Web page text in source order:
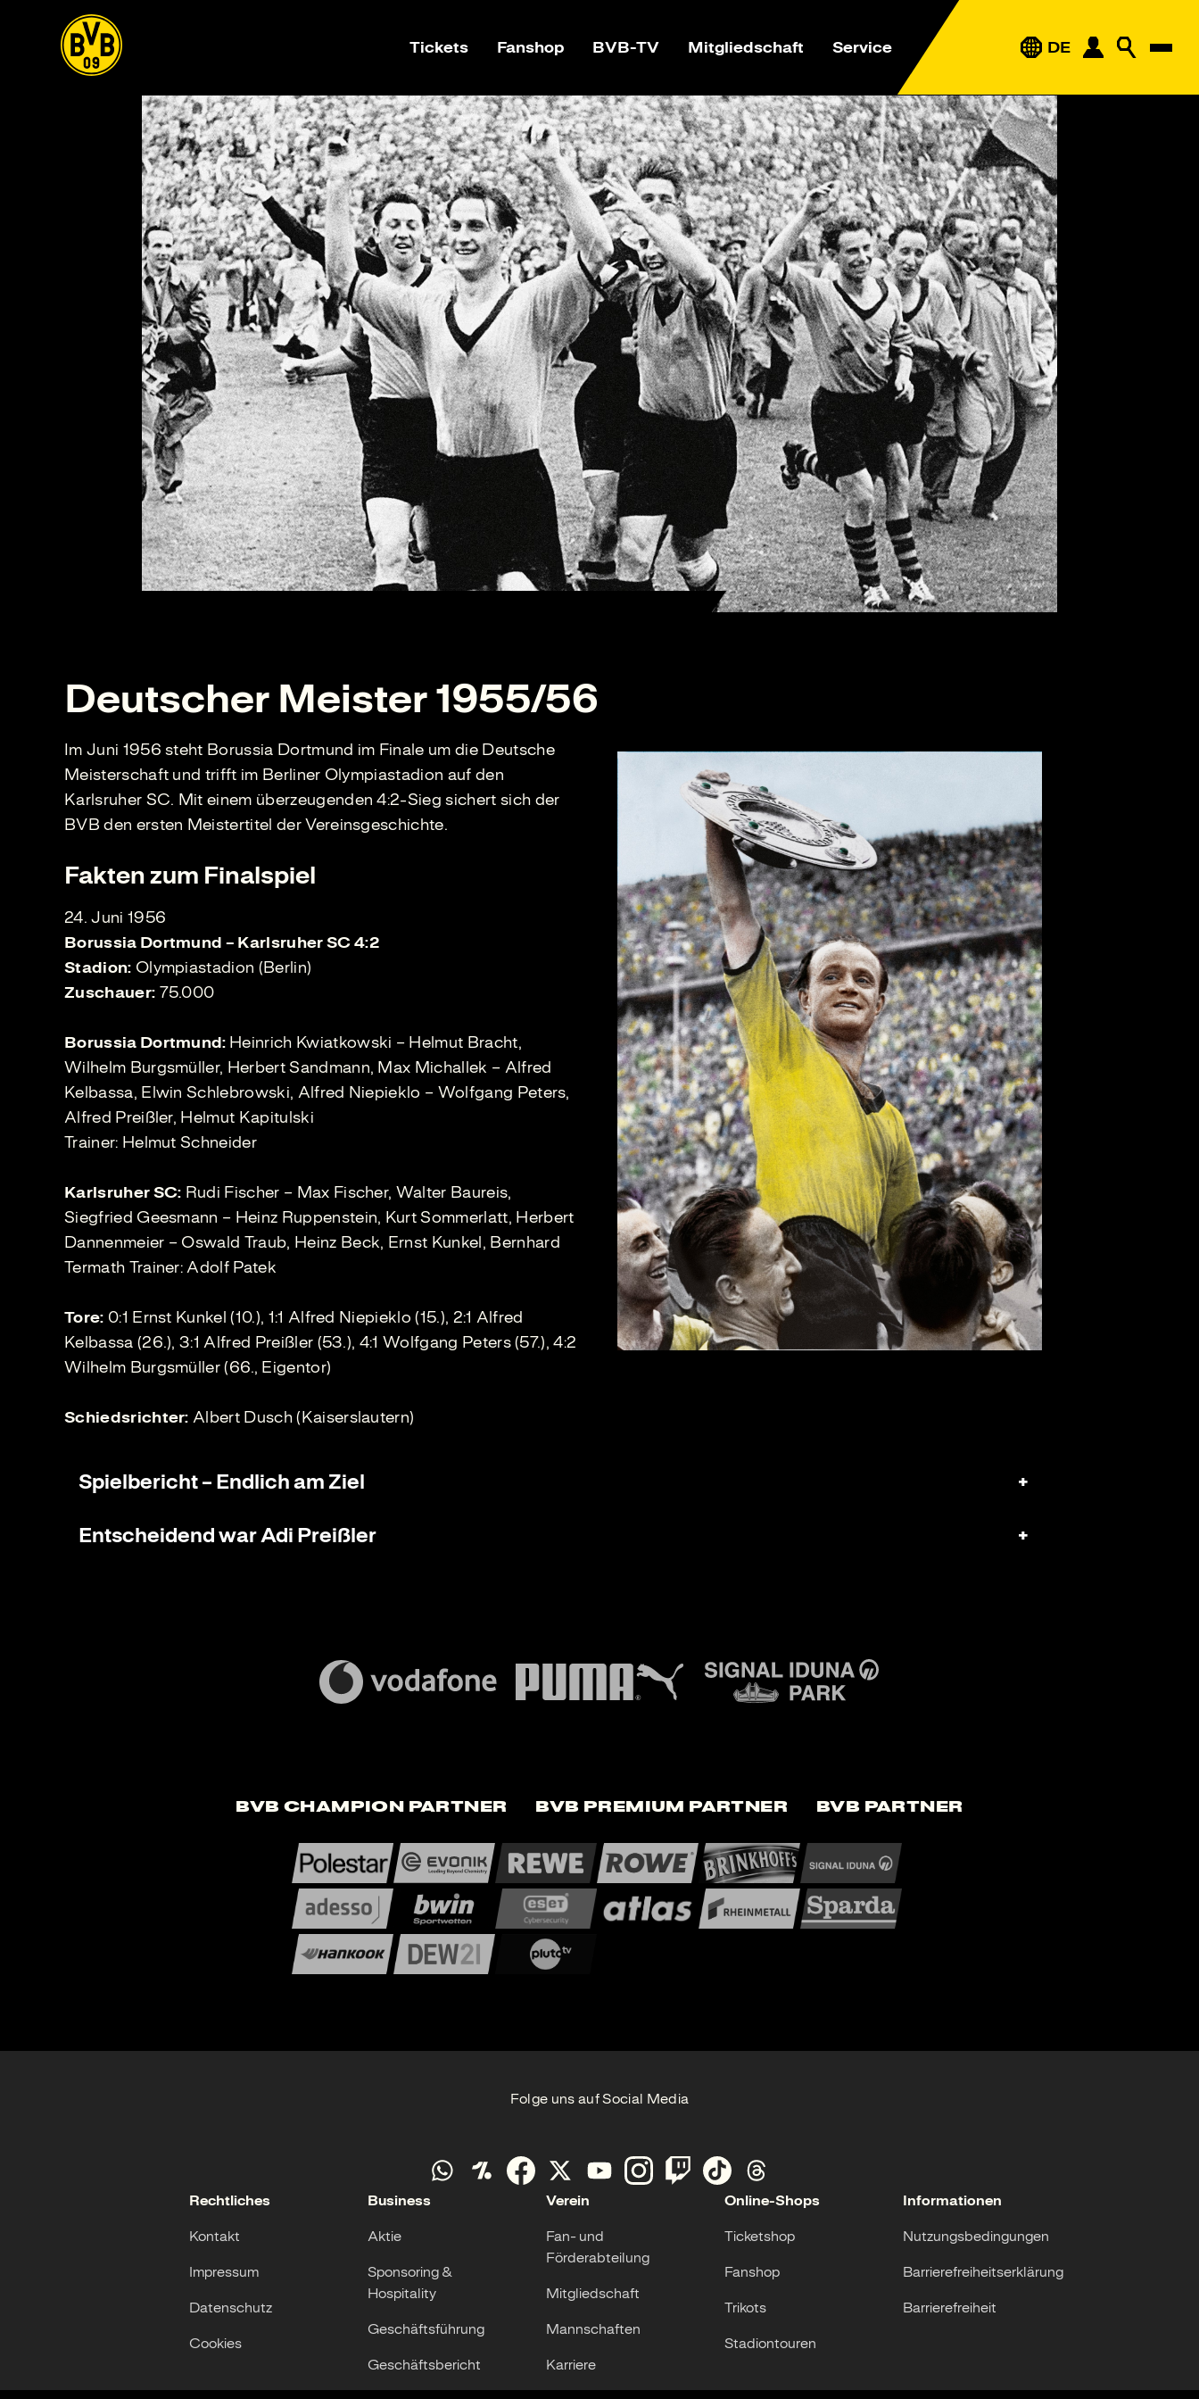
Tickets Fanshop BVB-TV Mitgliedschaft Service DE
Deutscher Meister 1955/56
Im Juni 1956 steht Borussia Dortmund im Finale um die Deutsche
Meisterschaft und trifft im Berliner Olympiastadion auf den
Karlsruher SC. Mit einem überzeugenden 4:2-Sieg sichert sich der
BVB den ersten Meistertitel der Vereinsgeschichte.
Fakten zum Finalspiel
24. Juni 1956
Borussia Dortmund – Karlsruher SC 4:2
Stadion: Olympiastadion (Berlin)
Zuschauer: 75.000
Borussia Dortmund: Heinrich Kwiatkowski – Helmut Bracht,
Wilhelm Burgsmüller, Herbert Sandmann, Max Michallek – Alfred
Kelbassa, Elwin Schlebrowski, Alfred Niepieklo – Wolfgang Peters,
Alfred Preißler, Helmut Kapitulski
Trainer: Helmut Schneider
Karlsruher SC: Rudi Fischer – Max Fischer, Walter Baureis,
Siegfried Geesmann – Heinz Ruppenstein, Kurt Sommerlatt, Herbert
Dannenmeier – Oswald Traub, Heinz Beck, Ernst Kunkel, Bernhard
Termath Trainer: Adolf Patek
Tore: 0:1 Ernst Kunkel (10.), 1:1 Alfred Niepieklo (15.), 2:1 Alfred
Kelbassa (26.), 3:1 Alfred Preißler (53.), 4:1 Wolfgang Peters (57.), 4:2
Wilhelm Burgsmüller (66., Eigentor)
Schiedsrichter: Albert Dusch (Kaiserslautern)
Spielbericht – Endlich am Ziel
Entscheidend war Adi Preißler
BVB Champion Partner BVB Premium Partner BVB Partner
Folge uns auf Social Media
Rechtliches
Kontakt
Impressum
Datenschutz
Cookies
Business
Aktie
Sponsoring &
Hospitality
Geschäftsführung
Geschäftsbericht
Verein
Fan- und
Förderabteilung
Mitgliedschaft
Mannschaften
Karriere
Online-Shops
Ticketshop
Fanshop
Trikots
Stadiontouren
Informationen
Nutzungsbedingungen
Barrierefreiheitserklärung
Barrierefreiheit